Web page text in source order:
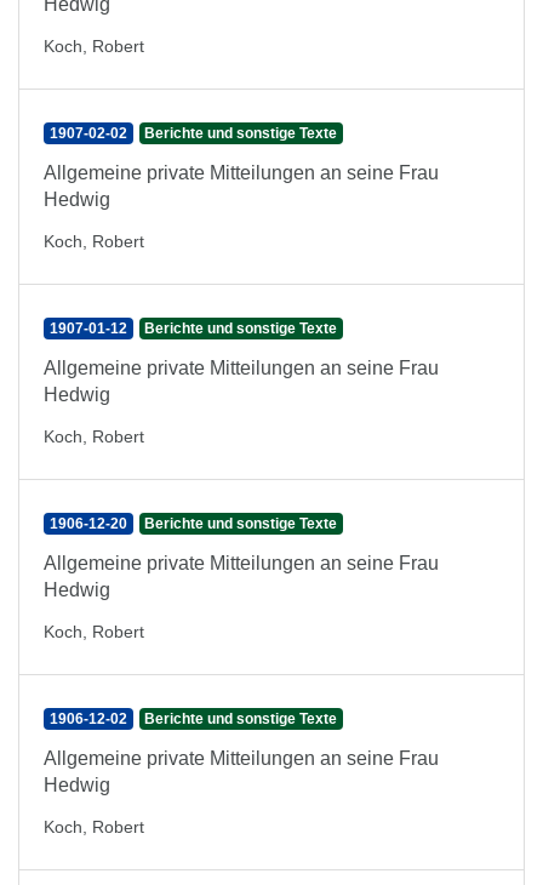
Hedwig
Koch, Robert
1907-02-02 Berichte und sonstige Texte
Allgemeine private Mitteilungen an seine Frau
Hedwig
Koch, Robert
1907-01-12 Berichte und sonstige Texte
Allgemeine private Mitteilungen an seine Frau
Hedwig
Koch, Robert
1906-12-20 Berichte und sonstige Texte
Allgemeine private Mitteilungen an seine Frau
Hedwig
Koch, Robert
1906-12-02 Berichte und sonstige Texte
Allgemeine private Mitteilungen an seine Frau
Hedwig
Koch, Robert